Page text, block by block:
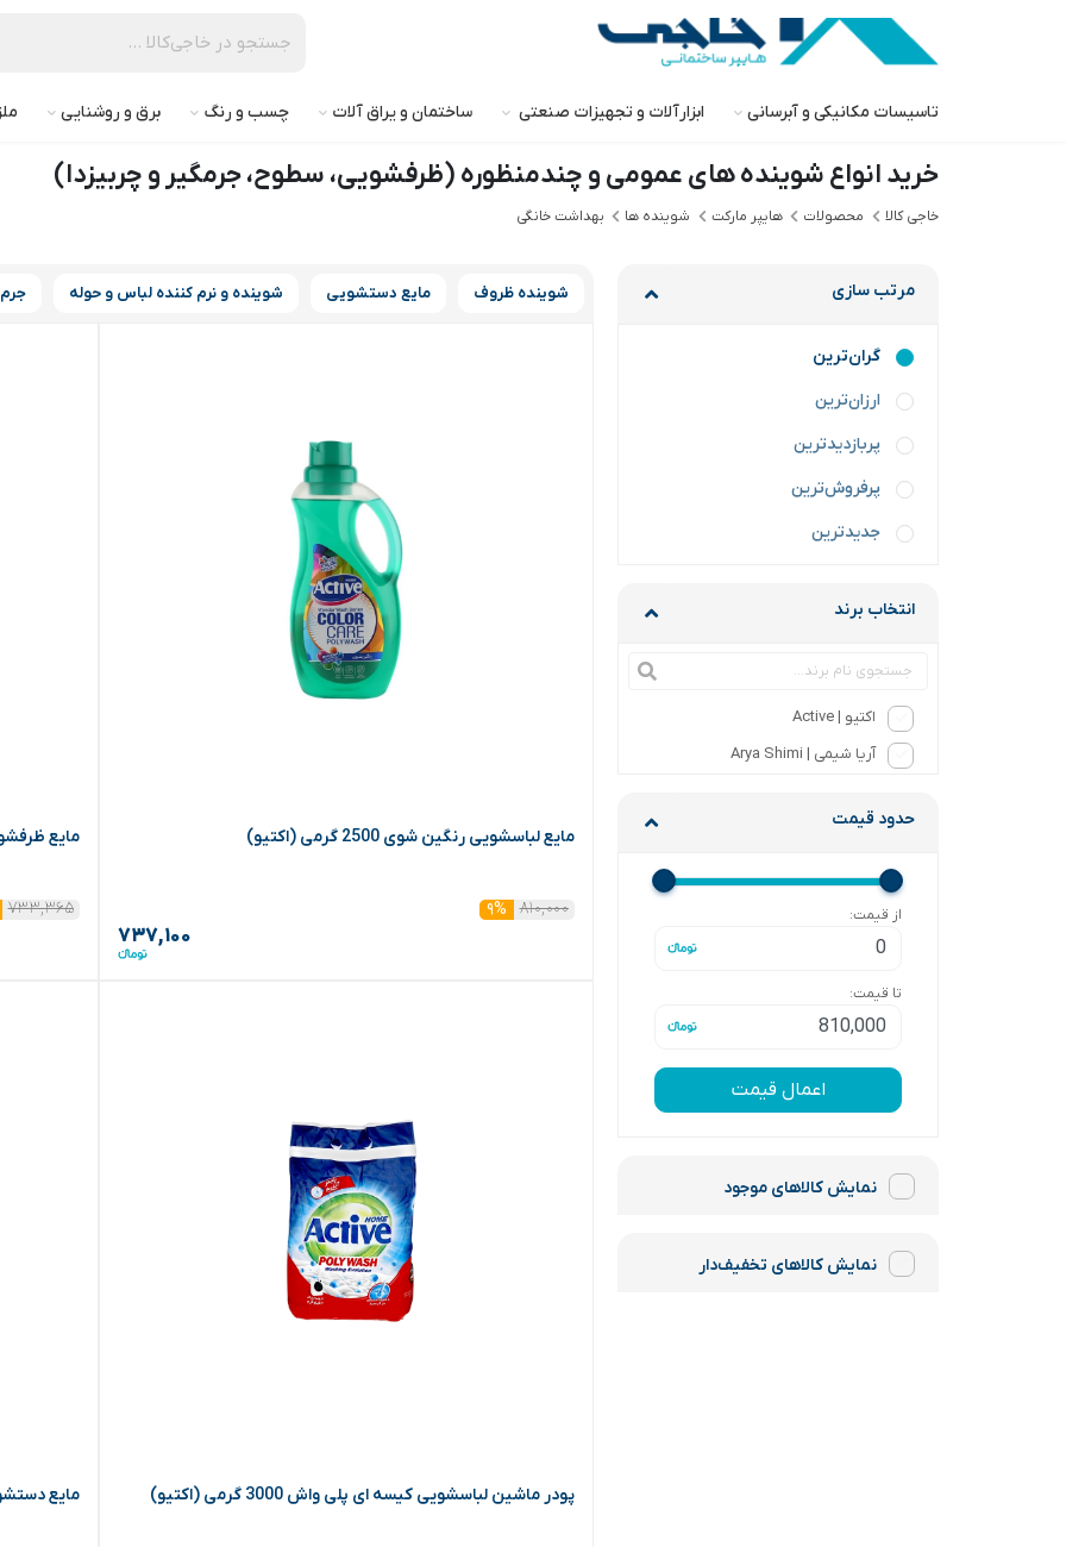
تاسیسات مکانیکی و آبرسانی ابزارآلات و تجهیزات صنعتی ساختمان و یراق آلات چسب و رنگ برق و روشنایی
خرید انواع شوینده های عمومی و چندمنظوره (ظرفشویی، سطوح، جرمگیر و چربیزدا)
خاجی‌ کالا محصولات هایپر مارکت شوینده ها بهداشت خانگی
مرتب سازی
گران‌ترین
ارزان‌ترین
پربازدیدترین
پرفروش‌ترین
جدیدترین
انتخاب برند
اکتیو | Active
آریا شیمی | Arya Shimi
حدود قیمت
از قیمت:
تا قیمت:
اعمال قیمت
نمایش کالاهای موجود
نمایش کالاهای تخفیف‌دار
شوینده ظروف مایع دستشویی شوینده و نرم کننده لباس و حوله جرم
مایع لباسشویی رنگین شوی 2500 گرمی (اکتیو)
۸۱۰,۰۰۰ ۹%
۷۳۷,۱۰۰
مایع ظرفشویی
۷۳۳,۳۶۵
پودر ماشین لباسشویی کیسه ای پلی واش 3000 گرمی (اکتیو) مایع دستشویی 3750 گرمی بنفش سری رویای